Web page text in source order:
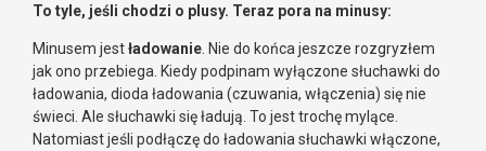
To tyle, jeśli chodzi o plusy. Teraz pora na minusy:
Minusem jestładowanie . Nie do końca jeszcze rozgryzłem
jak ono przebiega. Kiedy podpinam wyłączone słuchawki do
ładowania, dioda ładowania (czuwania, włączenia) się nie
świeci. Ale słuchawki się ładują. To jest trochę mylące.
Natomiast jeśli podłączę do ładowania słuchawki włączone,